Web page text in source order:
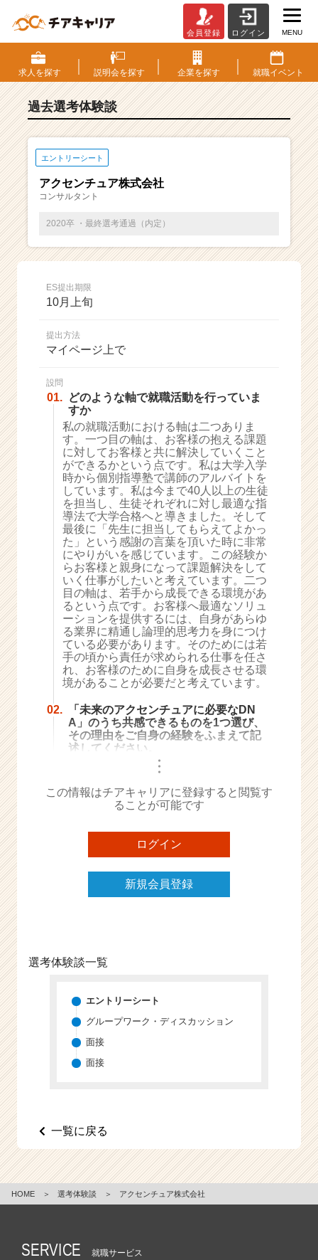
S・
選
考
験
ベ
チ
ー・
成
ス
ト
届
く
就
活
サ
イ
ト
チ
ア
キ
ャ
リ
ア
（C
h
e
e
r
a
r
e
会員登録 ログイン MENU
求人を探す 説明会を探す 企業を探す 就職イベント
過去選考体験談
エントリーシート
アクセンチュア株式会社
コンサルタント
2020卒 ・最終選考通過（内定）
ES提出期限
10月上旬
提出方法
マイページ上で
設問
01. どのような軸で就職活動を行っていま
すか
私の就職活動における軸は二つありま
す。一つ目の軸は、お客様の抱える課題
に対してお客様と共に解決していくこと
ができるかという点です。私は大学入学
時から個別指導塾で講師のアルバイトを
しています。私は今まで40人以上の生徒
を担当し、生徒それぞれに対し最適な指
導法で大学合格へと導きました。そして
最後に「先生に担当してもらえてよかっ
た」という感謝の言葉を頂いた時に非常
にやりがいを感じています。この経験か
らお客様と親身になって課題解決をして
いく仕事がしたいと考えています。二つ
目の軸は、若手から成長できる環境があ
るという点です。お客様へ最適なソリュ
ーションを提供するには、自身があらゆ
る業界に精通し論理的思考力を身につけ
ている必要があります。そのためには若
手の頃から責任が求められる仕事を任さ
れ、お客様のために自身を成長させる環
境があることが必要だと考えています。
02.
「未来のアクセンチュアに必要なDN
A」のうち共感できるものを1つ選び、
その理由をご自身の経験をふまえて記
述してください。
・・・
この情報はチアキャリアに登録すると閲覧す
ることが可能です
ログイン
新規会員登録
選考体験談一覧
エントリーシート
グループワーク・ディスカッション
面接
面接
一覧に戻る
HOME ＞ 選考体験談 ＞ アクセンチュア株式会社
SERVICE 就職サービス